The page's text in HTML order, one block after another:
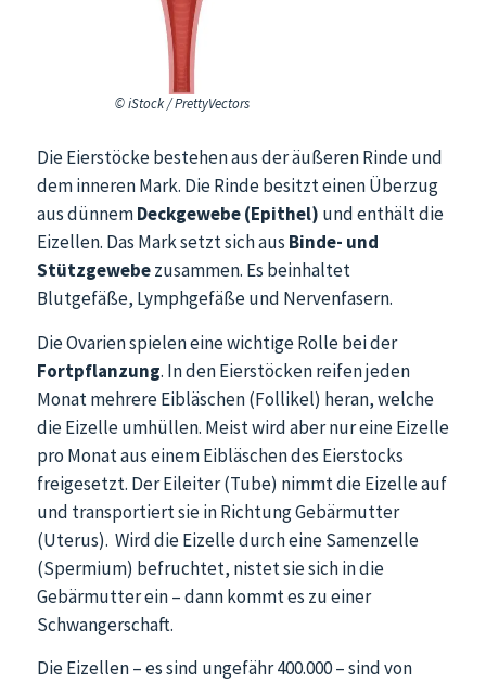
© iStock / PrettyVectors
Die Eierstöcke bestehen aus der äußeren Rinde und
dem inneren Mark. Die Rinde besitzt einen Überzug
aus dünnemDeckgewebe (Epithel) und enthält die
Eizellen. Das Mark setzt sich aus Binde- und
Stützgewebezusammen. Es beinhaltet
Blutgefäße, Lymphgefäße und Nervenfasern.
Die Ovarien spielen eine wichtige Rolle bei der
Fortpflanzung. In den Eierstöcken reifen jeden
Monat mehrere Eibläschen (Follikel) heran, welche
die Eizelle umhüllen. Meist wird aber nur eine Eizelle
pro Monat aus einem Eibläschen des Eierstocks
freigesetzt. Der Eileiter (Tube) nimmt die Eizelle auf
und transportiert sie in Richtung Gebärmutter
(Uterus). Wird die Eizelle durch eine Samenzelle
(Spermium) befruchtet, nistet sie sich in die
Gebärmutter ein – dann kommt es zu einer
Schwangerschaft.
Die Eizellen – es sind ungefähr 400.000 – sind von